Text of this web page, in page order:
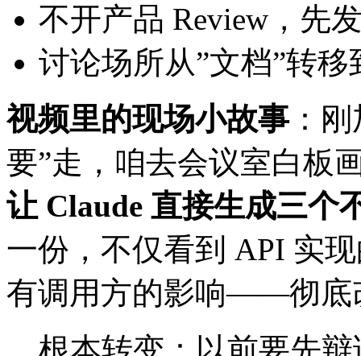
不开产品 Review，先
讨论场所从”文档”转移
视频里的现场小故事：刚
要”走，咱去会议室白
让 Claude 直接生成三个
一份，不仅看到 API 实
有调用方的影响——彻底
根本转变：以前要先